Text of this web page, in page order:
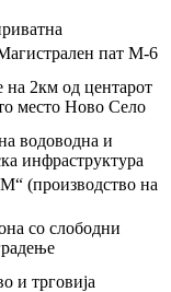
пат М-6
на 2км од центарот
место Ново Село
водоводна и
инфраструктура
(производство на
со слободни
и трговија